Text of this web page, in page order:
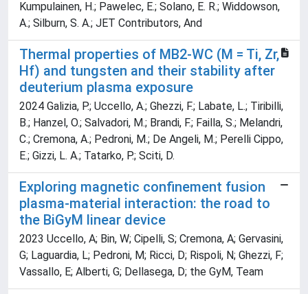
Kumpulainen, H.; Pawelec, E.; Solano, E. R.; Widdowson,
A.; Silburn, S. A.; JET Contributors, And
Thermal properties of MB2-WC (M = Ti, Zr,
Hf) and tungsten and their stability after
deuterium plasma exposure
2024 Galizia, P.; Uccello, A.; Ghezzi, F.; Labate, L.; Tiribilli,
B.; Hanzel, O.; Salvadori, M.; Brandi, F.; Failla, S.; Melandri,
C.; Cremona, A.; Pedroni, M.; De Angeli, M.; Perelli Cippo,
E.; Gizzi, L. A.; Tatarko, P.; Sciti, D.
Exploring magnetic confinement fusion
plasma-material interaction: the road to
the BiGyM linear device
2023 Uccello, A; Bin, W; Cipelli, S; Cremona, A; Gervasini,
G; Laguardia, L; Pedroni, M; Ricci, D; Rispoli, N; Ghezzi, F;
Vassallo, E; Alberti, G; Dellasega, D; the GyM, Team